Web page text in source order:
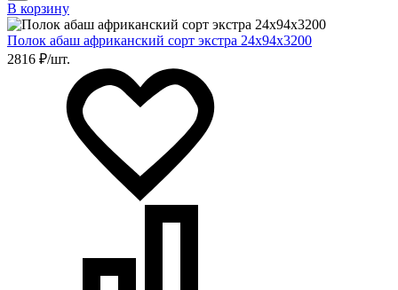
В корзину
Полок абаш африканский сорт экстра 24х94х3200
2816 ₽/шт.